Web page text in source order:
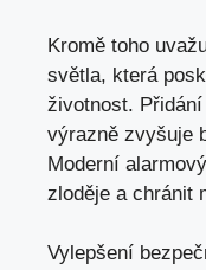
Kromě toho
světla, která
životnost.
výrazně zvyšuje
Moderní
zloděje a chránit
Vylepšení